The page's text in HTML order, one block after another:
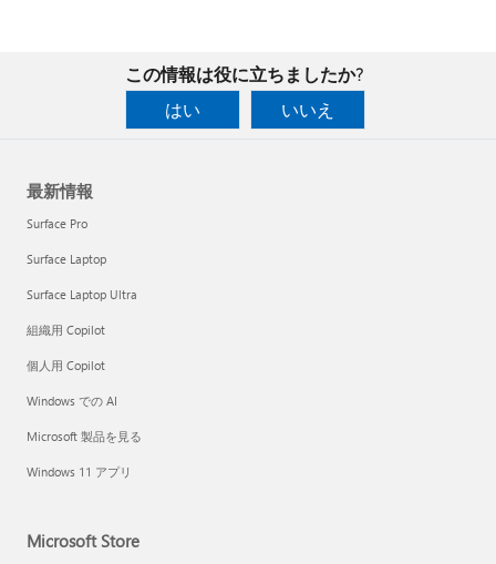
この情報は役に立ちましたか?
はい
いいえ
最新情報
Surface Pro
Surface Laptop
Surface Laptop Ultra
組織用 Copilot
個人用 Copilot
Windows での AI
Microsoft 製品を見る
Windows 11 アプリ
Microsoft Store